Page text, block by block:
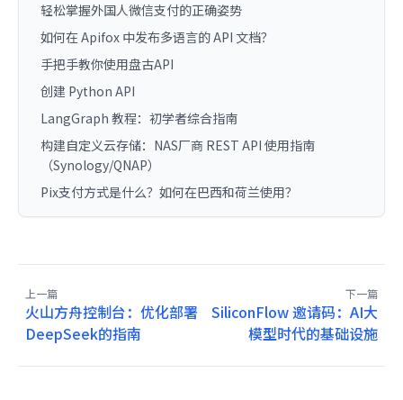
轻松掌握外国人微信支付的正确姿势
如何在 Apifox 中发布多语言的 API 文档？
手把手教你使用盘古API
创建 Python API
LangGraph 教程：初学者综合指南
构建自定义云存储：NAS厂商 REST API 使用指南
（Synology/QNAP）
Pix支付方式是什么？如何在巴西和荷兰使用？
上一篇
火山方舟控制台：优化部署
DeepSeek的指南
下一篇
SiliconFlow 邀请码：AI大
模型时代的基础设施